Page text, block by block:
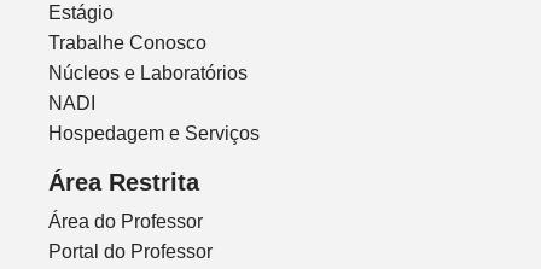
Estágio
Trabalhe Conosco
Núcleos e Laboratórios
NADI
Hospedagem e Serviços
Área Restrita
Área do Professor
Portal do Professor